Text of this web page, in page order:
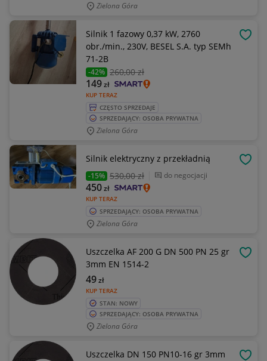
Zielona Góra
Silnik 1 fazowy 0,37 kW, 2760
obr./min., 230V, BESEL S.A. typ SEMh
71-2B
-42% 260,00 zł
KUP TERAZ
149zł
CZĘSTO SPRZEDAJE
SPRZEDAJĄCY: OSOBA PRYWATNA
Zielona Góra
Silnik elektryczny z przekładnią
-15% 530,00 zł do negocjacji
KUP TERAZ
450zł
SPRZEDAJĄCY: OSOBA PRYWATNA
Zielona Góra
Uszczelka AF 200 G DN 500 PN 25 gr
3mm EN 1514-2
KUP TERAZ
49zł
STAN: NOWY
SPRZEDAJĄCY: OSOBA PRYWATNA
Zielona Góra
Uszczelka DN 150 PN10-16 gr 3mm